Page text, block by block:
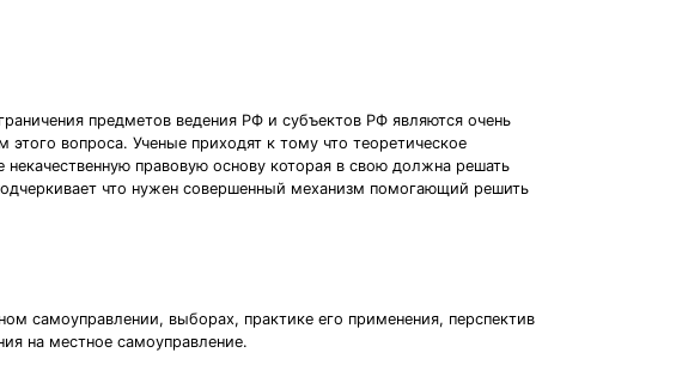
предметов ведения РФ и субъектов РФ являются очень
вопроса. Ученые приходят к тому что теоретическое
некачественную правовую основу которая в свою должна решать
что нужен совершенный механизм помогающий решить
самоуправлении, выборах, практике его применения, перспектив
на местное самоуправление.